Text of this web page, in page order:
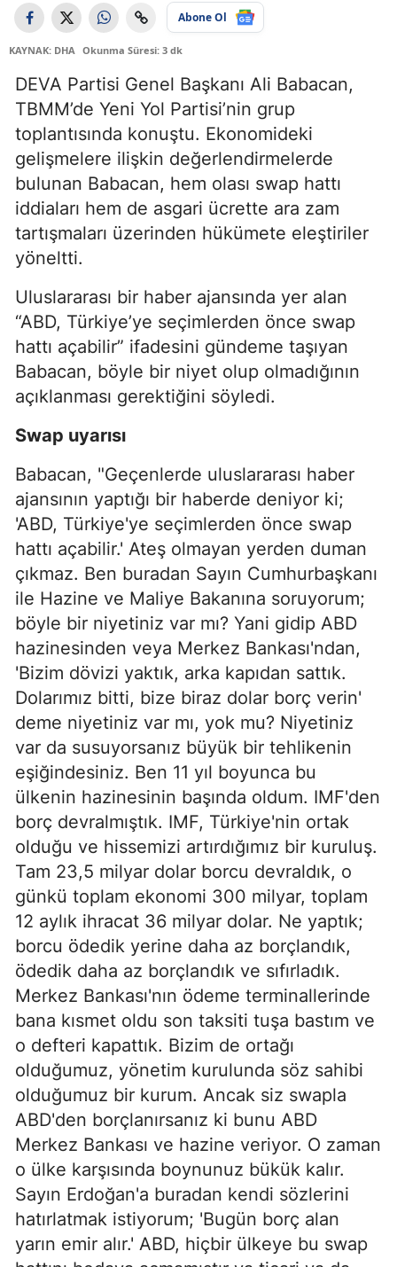
Abone Ol
KAYNAK: DHA Okunma Süresi: 3 dk
DEVA Partisi Genel Başkanı Ali Babacan,
TBMM’de Yeni Yol Partisi’nin grup
toplantısında konuştu. Ekonomideki
gelişmelere ilişkin değerlendirmelerde
bulunan Babacan, hem olası swap hattı
iddiaları hem de asgari ücrette ara zam
tartışmaları üzerinden hükümete eleştiriler
yöneltti.
Uluslararası bir haber ajansında yer alan
“ABD, Türkiye’ye seçimlerden önce swap
hattı açabilir” ifadesini gündeme taşıyan
Babacan, böyle bir niyet olup olmadığının
açıklanması gerektiğini söyledi.
Swap uyarısı
Babacan, "Geçenlerde uluslararası haber
ajansının yaptığı bir haberde deniyor ki;
'ABD, Türkiye'ye seçimlerden önce swap
hattı açabilir.' Ateş olmayan yerden duman
çıkmaz. Ben buradan Sayın Cumhurbaşkanı
ile Hazine ve Maliye Bakanına soruyorum;
böyle bir niyetiniz var mı? Yani gidip ABD
hazinesinden veya Merkez Bankası'ndan,
'Bizim dövizi yaktık, arka kapıdan sattık.
Dolarımız bitti, bize biraz dolar borç verin'
deme niyetiniz var mı, yok mu? Niyetiniz
var da susuyorsanız büyük bir tehlikenin
eşiğindesiniz. Ben 11 yıl boyunca bu
ülkenin hazinesinin başında oldum. IMF'den
borç devralmıştık. IMF, Türkiye'nin ortak
olduğu ve hissemizi artırdığımız bir kuruluş.
Tam 23,5 milyar dolar borcu devraldık, o
günkü toplam ekonomi 300 milyar, toplam
12 aylık ihracat 36 milyar dolar. Ne yaptık;
borcu ödedik yerine daha az borçlandık,
ödedik daha az borçlandık ve sıfırladık.
Merkez Bankası'nın ödeme terminallerinde
bana kısmet oldu son taksiti tuşa bastım ve
o defteri kapattık. Bizim de ortağı
olduğumuz, yönetim kurulunda söz sahibi
olduğumuz bir kurum. Ancak siz swapla
ABD'den borçlanırsanız ki bunu ABD
Merkez Bankası ve hazine veriyor. O zaman
o ülke karşısında boynunuz bükük kalır.
Sayın Erdoğan'a buradan kendi sözlerini
hatırlatmak istiyorum; 'Bugün borç alan
yarın emir alır.' ABD, hiçbir ülkeye bu swap